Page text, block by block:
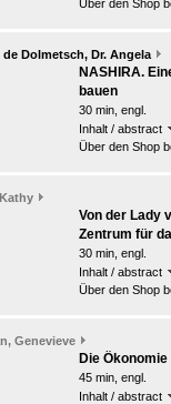
Über den Shop
de Dolmetsch, Dr. Angela
NASHIRA.
bauen
30 min, engl.
Inhalt / abstract
Über den Shop
Von der Lady
Zentrum für
30 min, engl.
Inhalt / abstract
Über den Shop
Genevieve
Die
45 min, engl.
Inhalt / abstract